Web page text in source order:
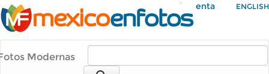
Mi Cuenta ENGLISH
Modernas